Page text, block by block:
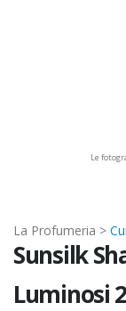
Le
La Profumeria >
Sunsilk
Luminosi